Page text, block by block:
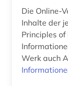
Die Online-
Inhalte der
Principles
Werk auch